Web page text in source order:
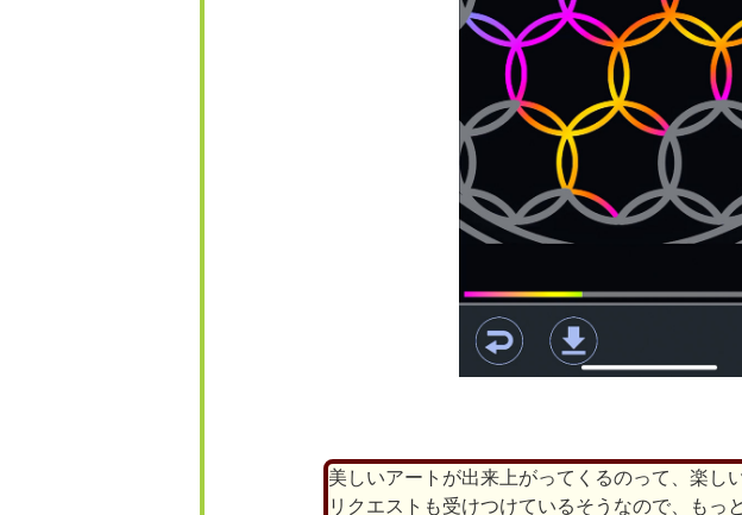
美しいアートが出来上がってくるのって、楽し
リクエストも受けつけているそうなので、もっ